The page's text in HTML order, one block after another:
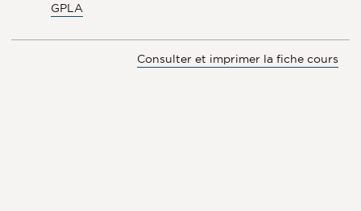
GPLA
Consulter et imprimer la fiche cours